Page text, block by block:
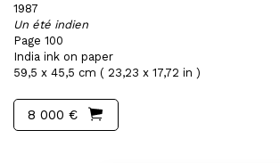
1987
Un été indien
Page 100
India ink on paper
59,5 x 45,5 cm ( 23,23 x 17,72 in )
8 000 €